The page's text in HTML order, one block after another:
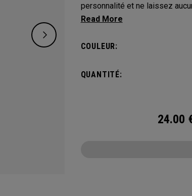
personnalité et ne laissez
qui vous appartient. Protégez
COULEUR:
QUANTITÉ:
24.00